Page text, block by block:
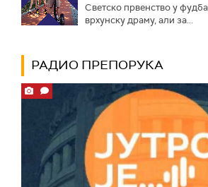
Светско првенство у
врхунску драму, али за...
РАДИО ПРЕПОРУКА